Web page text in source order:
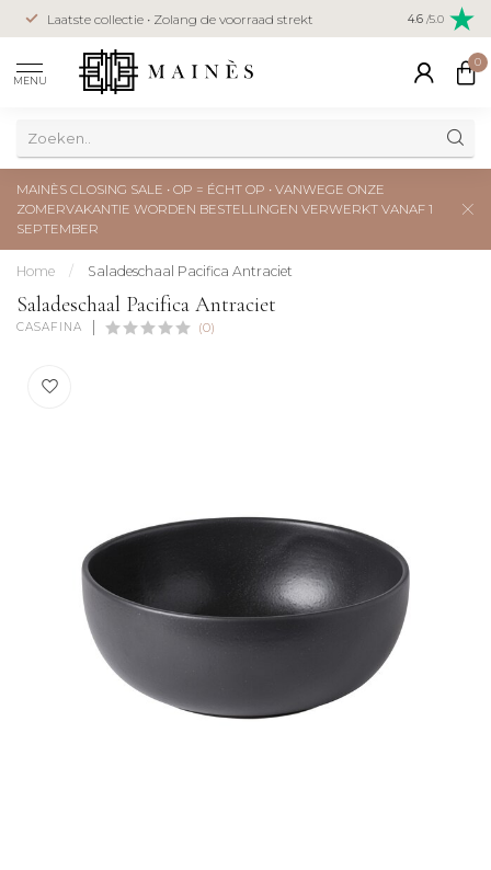
Laatste collectie • Zolang de voorraad strekt Veilig
creditcard
4.6 /5.0
MENU
0
MAINÈS CLOSING SALE • OP = ÉCHT OP • VANWEGE ONZE
ZOMERVAKANTIE WORDEN BESTELLINGEN VERWERKT VANAF 1
SEPTEMBER
Home / Saladeschaal Pacifica Antraciet
Saladeschaal Pacifica Antraciet
CASAFINA (0)